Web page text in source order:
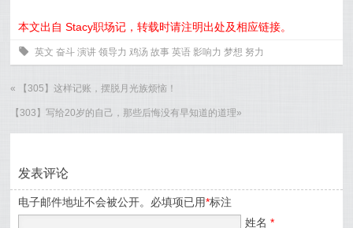
本文出自 Stacy职场记，转载时请注明出处及相应链接。
0 英文 奋斗 演讲 领导力 鸡汤 故事 英语 影响力 梦想 努力
« 【305】这样记账，摆脱月光族烦恼！
【303】写给20岁的自己，那些后悔没有早知道的道理»
发表评论
电子邮件地址不会被公开。必填项已用*标注
姓名*